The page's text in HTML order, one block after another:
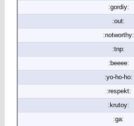
:gordiy:
:out:
:notworthy:
:tnp:
:beeee:
:yo-ho-ho:
:respekt:
:krutoy:
:ga: